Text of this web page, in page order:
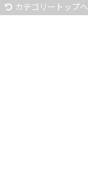
カテゴリートップへ